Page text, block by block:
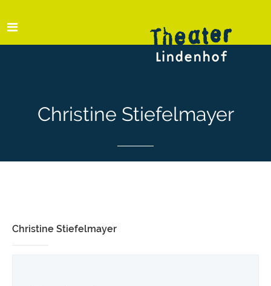
Christine Stiefelmayer
Christine Stiefelmayer